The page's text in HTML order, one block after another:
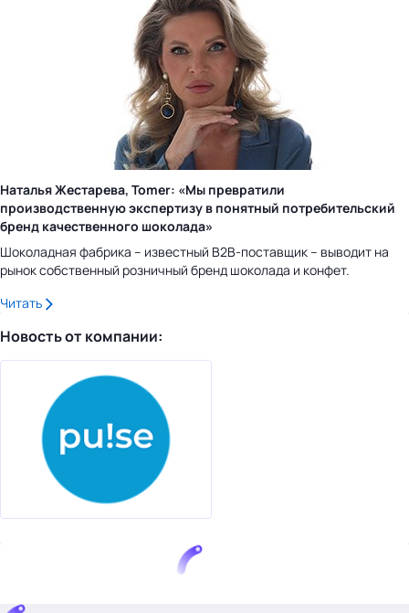
Наталья Жестарева, Tomer: «Мы превратили
производственную экспертизу в понятный потребительский
бренд качественного шоколада»
Шоколадная фабрика – известный B2B-поставщик – выводит на
рынок собственный розничный бренд шоколада и конфет.
Читать
Новость от компании: